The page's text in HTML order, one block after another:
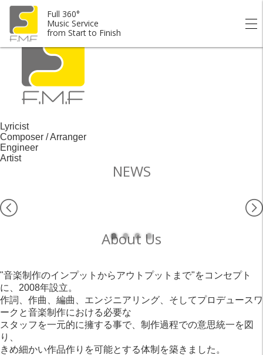
Full 360°
Music Service
from Start to Finish
Full 360° Music Service from Start to Finish.
Lyricist
Composer / Arranger
Engineer
Artist
NEWS
About Us
"音楽制作のインプットからアウトプットまで"をコンセプト
に、2008年設立。
作詞、作曲、編曲、エンジニアリング、そしてプロデュースワ
ークと音楽制作における必要な
スタッフを一元的に擁する事で、制作過程での意思統一を図
り、
きめ細かい作品作りを可能とする体制を築きました。